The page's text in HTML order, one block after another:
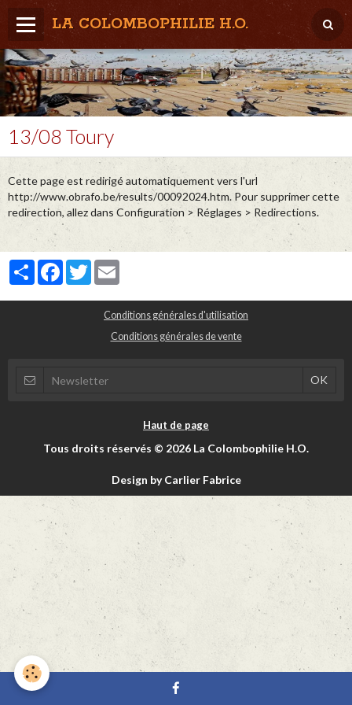
LA COLOMBOPHILIE H.O.
Home
Météo / Het weer
Lâcher / Los
Result. clubs, Provincial, (Inter)National
RFCB / KBDB
13/08 Toury
Cette page est redirigé automatiquement vers l'url
http://www.obrafo.be/results/00092024.htm. Pour supprimer cette
redirection, allez dans Configuration > Réglages > Redirections.
PartagerFacebook
Twitter
Conditions générales d'utilisation
Conditions générales de vente
Haut de page
Tous droits réservés © 2026 La Colombophilie H.O.
Design by Carlier Fabrice